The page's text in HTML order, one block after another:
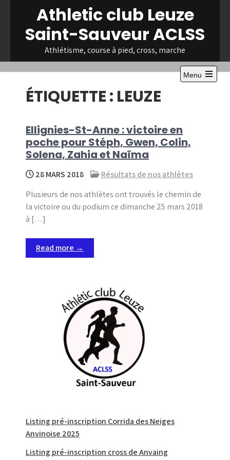
content
Athletic club Leuze
Saint-Sauveur ACLSS
Athlétisme, course à pied, cross, marche
Menu
Open
ÉTIQUETTE : LEUZE
Ellignies-St-Anne : victoire en
poche pour Stéph, Gwen, Colin,
Solena, Zahia et Naïma
28 MARS 2018
Résultats de nos athlètes
Plusieurs de nos athlètes ont trouvés le chemin de
la victoire ou du podium ce dimanche 25 mars 2018
à […]
Read more →
Listing pré-inscription Corrida des Neiges
Anvinoise 2025
Listing pré-inscription cross de Anvaing